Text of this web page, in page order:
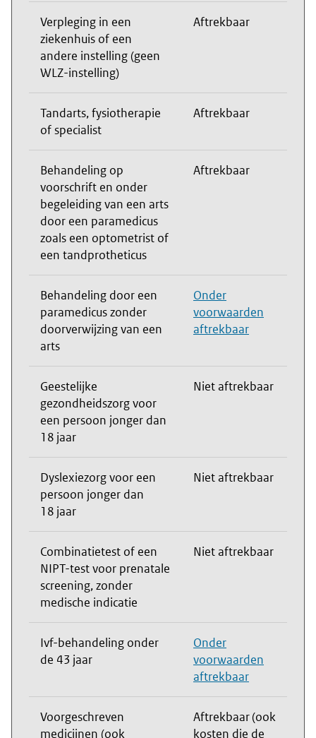
Verpleging in een
ziekenhuis of een
andere instelling (geen
WLZ-instelling)
Aftrekbaar
Tandarts, fysiotherapie
of specialist
Aftrekbaar
Behandeling op
voorschrift en onder
begeleiding van een arts
door een paramedicus
zoals een optometrist of
een tandprotheticus
Aftrekbaar
Behandeling door een
paramedicus zonder
doorverwijzing van een
arts
Onder
voorwaarden
aftrekbaar
Geestelijke
gezondheidszorg voor
een persoon jonger dan
18 jaar
Niet aftrekbaar
Dyslexiezorg voor een
persoon jonger dan
18 jaar
Niet aftrekbaar
Combinatietest of een
NIPT-test voor prenatale
screening, zonder
medische indicatie
Niet aftrekbaar
Ivf-behandeling onder
de 43 jaar
Onder
voorwaarden
aftrekbaar
Voorgeschreven
medicijnen (ook
Aftrekbaar (ook
kosten die de